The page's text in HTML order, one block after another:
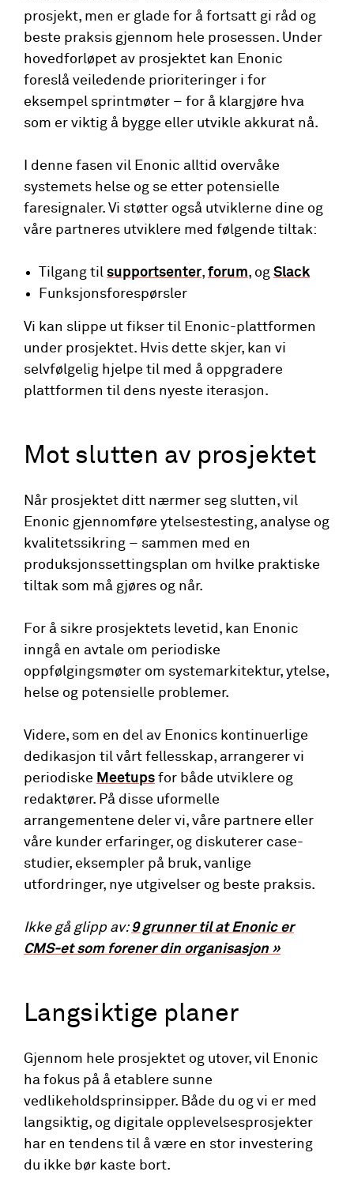
prosjekt, men er glade for å fortsatt gi råd og
beste praksis gjennom hele prosessen. Under
hovedforløpet av prosjektet kan Enonic
foreslå veiledende prioriteringer i for
eksempel sprintmøter – for å klargjøre hva
som er viktig å bygge eller utvikle akkurat nå.
I denne fasen vil Enonic alltid overvåke
systemets helse og se etter potensielle
faresignaler. Vi støtter også utviklerne dine og
våre partneres utviklere med følgende tiltak:
Tilgang til supportsenter, forum, og Slack
Funksjonsforespørsler
Vi kan slippe ut fikser til Enonic-plattformen
under prosjektet. Hvis dette skjer, kan vi
selvfølgelig hjelpe til med å oppgradere
plattformen til dens nyeste iterasjon.
Mot slutten av prosjektet
Når prosjektet ditt nærmer seg slutten, vil
Enonic gjennomføre ytelsestesting, analyse og
kvalitetssikring – sammen med en
produksjonssettingsplan om hvilke praktiske
tiltak som må gjøres og når.
For å sikre prosjektets levetid, kan Enonic
inngå en avtale om periodiske
oppfølgingsmøter om systemarkitektur, ytelse,
helse og potensielle problemer.
Videre, som en del av Enonics kontinuerlige
dedikasjon til vårt fellesskap, arrangerer vi
periodiske Meetups for både utviklere og
redaktører. På disse uformelle
arrangementene deler vi, våre partnere eller
våre kunder erfaringer, og diskuterer case-
studier, eksempler på bruk, vanlige
utfordringer, nye utgivelser og beste praksis.
Ikke gå glipp av:9 grunner til at Enonic er
CMS-et som forener din organisasjon »
Langsiktige planer
Gjennom hele prosjektet og utover, vil Enonic
ha fokus på å etablere sunne
vedlikeholdsprinsipper. Både du og vi er med
langsiktig, og digitale opplevelsesprosjekter
har en tendens til å være en stor investering
du ikke bør kaste bort.